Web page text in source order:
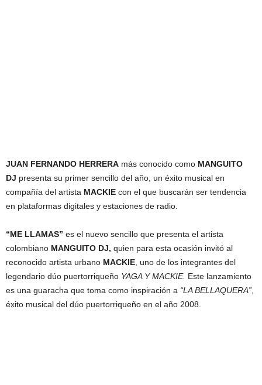
JUAN FERNANDO HERRERA más conocido como MANGUITO
DJ presenta su primer sencillo del año, un éxito musical en
compañía del artista MACKIE con el que buscarán ser tendencia
en plataformas digitales y estaciones de radio.
“ME LLAMAS” es el nuevo sencillo que presenta el artista
colombiano MANGUITO DJ, quien para esta ocasión invitó al
reconocido artista urbano MACKIE , uno de los integrantes del
legendario dúo puertorriqueño YAGA Y MACKIE. Este lanzamiento
es una guaracha que toma como inspiración a “LA BELLAQUERA”
éxito musical del dúo puertorriqueño en el año 2008.